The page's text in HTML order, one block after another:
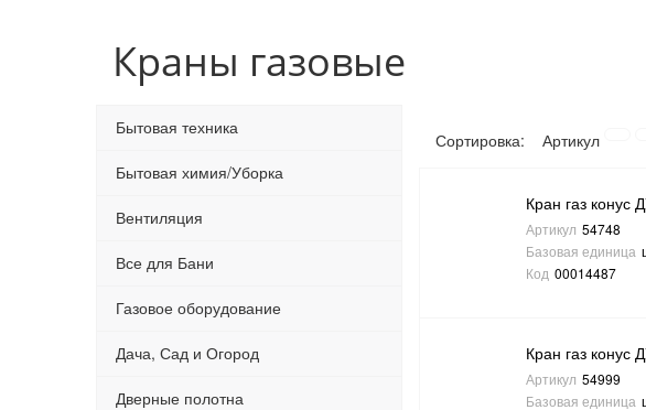
Краны газовые
Бытовая техника
Бытовая химия/Уборка
Вентиляция
Все для Бани
Газовое оборудование
Дача, Сад и Огород
Дверные полотна
Сортировка: Артикул
Кран газ конус
Артикул 54748
Базовая единица
Код 00014487
Кран газ конус
Артикул 54999
Базовая единица